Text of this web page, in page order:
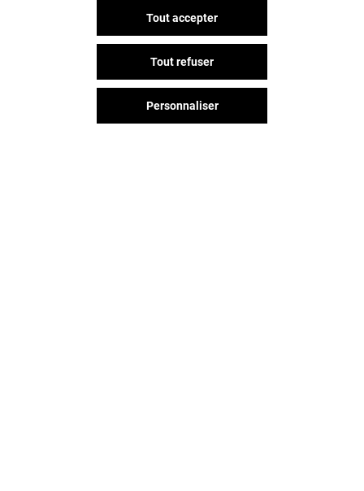
Tout accepter
Tout refuser
Personnaliser